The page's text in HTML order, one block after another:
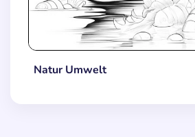
Natur Umwelt